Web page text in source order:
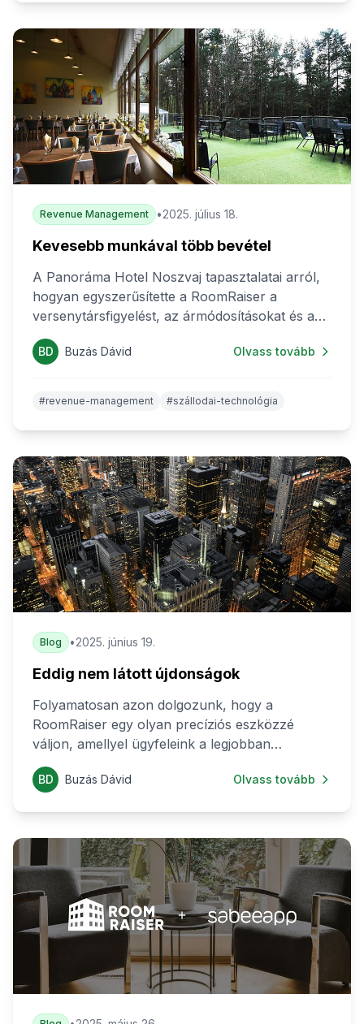
Revenue Management •2025. július 18.
Kevesebb munkával több bevétel
A Panoráma Hotel Noszvaj tapasztalatai arról,
hogyan egyszerűsítette a RoomRaiser a
versenytársfigyelést, az ármódosításokat és a
dinamikus árazást egy kisebb szállodai csapat
számára.
BD Buzás Dávid Olvass tovább
#revenue-management #szállodai-technológia
Blog •2025. június 19.
Eddig nem látott újdonságok
Folyamatosan azon dolgozunk, hogy a
RoomRaiser egy olyan precíziós eszközzé
váljon, amellyel ügyfeleink a legjobban
végezhetik el szálláshelyeik árazását.
Legfrissebb frissítésünk most olyan funkciókat
működést.
BD Buzás Dávid Olvass tovább